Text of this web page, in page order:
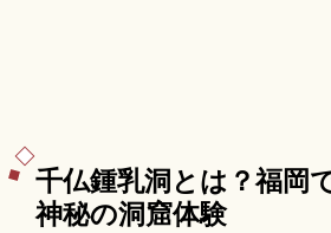
千仏鍾乳洞とは？福岡
神秘の洞窟体験